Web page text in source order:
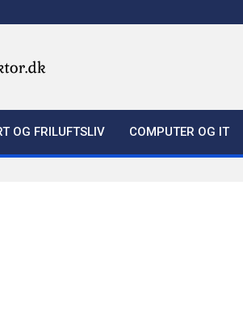
OG FRILUFTSLIV COMPUTER OG IT